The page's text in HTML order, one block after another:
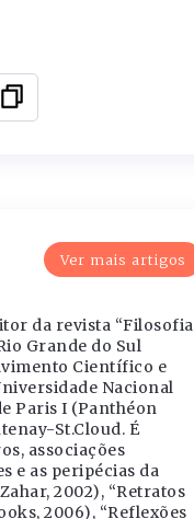
Ver mais artigos
da revista “Filosofia
Grande do Sul
Científico e
Nacional
Paris I (Panthéon
St.Cloud. É
associações
e as peripécias da
2002), “Retratos
2006), “Reflexões